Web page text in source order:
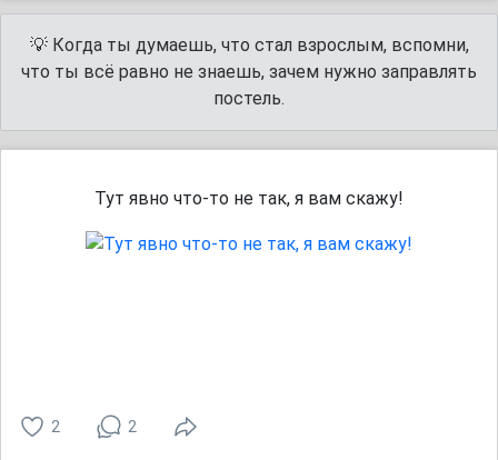
💡 Когда ты думаешь, что стал взрослым, вспомни,
что ты всё равно не знаешь, зачем нужно заправлять
постель.
Тут явно что-то не так, я вам скажу!
2 2